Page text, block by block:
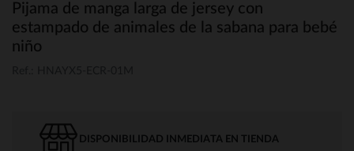
Pijama de manga larga de jersey con
estampado de animales de la sabana para bebé
niño
DISPONIBILIDAD INMEDIATA EN TIENDA